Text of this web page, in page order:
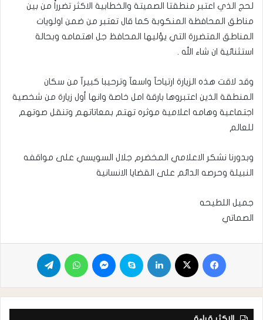
لحج الذي اعتبر منطقتا الصميتة والخطابية الاكثر تضرراً من بين
مناطق المحافظة المنكوبة كما قال تعتبر من ضمن اولويات
المناطق المتضررة التي يؤليها المحافظ جل اهتمامه وبحالة
استثنائية ان شاء الله .
وقد لاقت هذه الزيارة ارتياحآ واسعآ وترحيبا كبيرآ من سكان
المنطقة الذين اعتبروها بارقة امل خاصة وانها أول زيارة من شخصية
اجتماعية وهامه اعلامية موثره تهتم بمعاتاتهم وتنقل صوتهم
للعالم
وبدورنا نشكر الاعلامي المخضرم جلال السويسي على مواقفه
النبيلة وحرصه الدائم على القضايا الانسانية
جميل اللطيحه
الصماتي